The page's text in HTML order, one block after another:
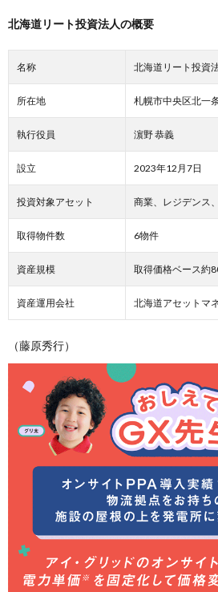
北海道リート投資法人の概要
名称 北海道リート投資
所在地 札幌市中央区北一
執行役員 濵野 恭義
設立 2023年12月7日
投資対象アセット 商業、レジデンス
取得物件数 6物件
資産規模 取得価格ベース約
資産運用会社 北海道アセットマ
（藤原秀行）